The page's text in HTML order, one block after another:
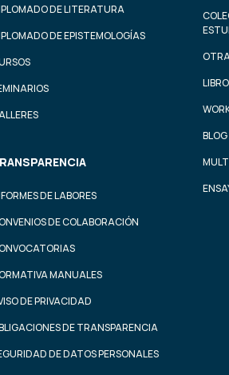
DE LITERATURA
DE EPISTEMOLOGÍAS
DE LABORES
DE COLABORACIÓN
MANUALES
DE PRIVACIDAD
DE TRANSPARENCIA
DE DATOS PERSONALES
BLOG